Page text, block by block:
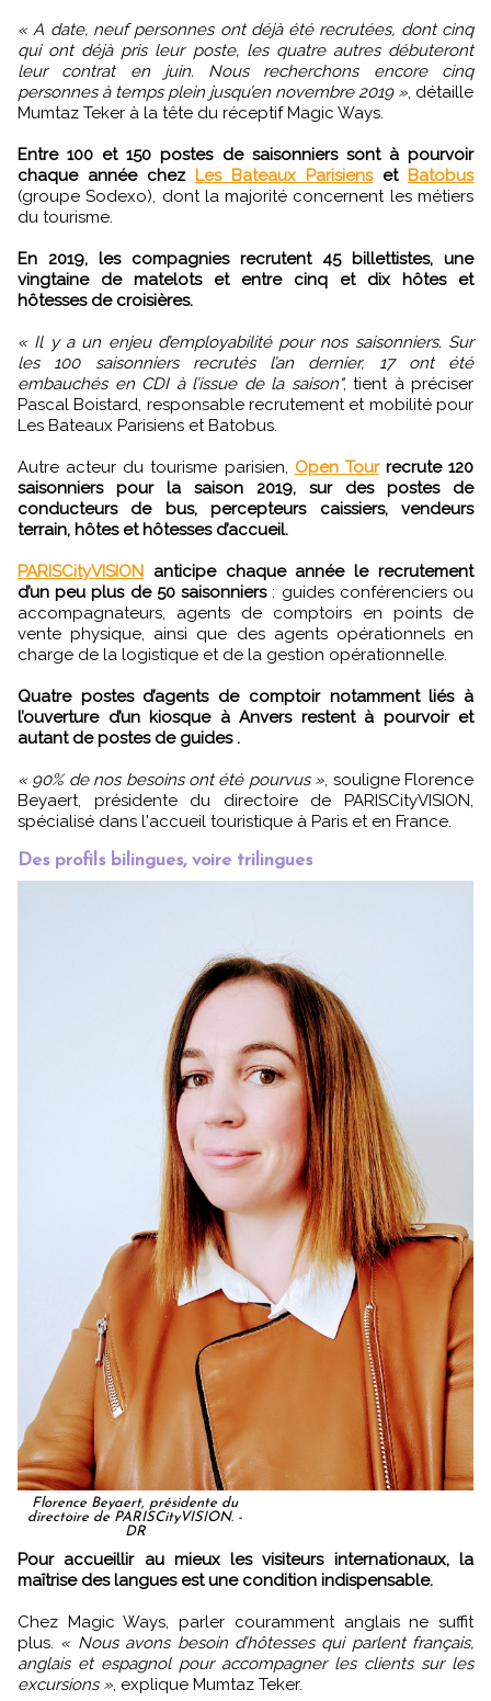
« A date, neuf personnes ont déjà été recrutées, dont cinq
qui ont déjà pris leur poste, les quatre autres débuteront
leur contrat en juin. Nous recherchons encore cinq
personnes à temps plein jusqu’en novembre 2019 », détaille
Mumtaz Teker à la tête du réceptif Magic Ways.
Entre 100 et 150 postes de saisonniers sont à pourvoir
chaque année chez Les Bateaux Parisiens et Batobus
(groupe Sodexo), dont la majorité concernent les métiers
du tourisme.
En 2019, les compagnies recrutent 45 billettistes, une
vingtaine de matelots et entre cinq et dix hôtes et
hôtesses de croisières.
« Il y a un enjeu d’employabilité pour nos saisonniers. Sur
les 100 saisonniers recrutés l’an dernier, 17 ont été
embauchés en CDI à l’issue de la saison", tient à préciser
Pascal Boistard, responsable recrutement et mobilité pour
Les Bateaux Parisiens et Batobus.
Autre acteur du tourisme parisien, Open Tour recrute 120
saisonniers pour la saison 2019, sur des postes de
conducteurs de bus, percepteurs caissiers, vendeurs
terrain, hôtes et hôtesses d’accueil.
PARISCityVISION anticipe chaque année le recrutement
d’un peu plus de 50 saisonniers: guides conférenciers ou
accompagnateurs, agents de comptoirs en points de
vente physique, ainsi que des agents opérationnels en
charge de la logistique et de la gestion opérationnelle.
Quatre postes d’agents de comptoir notamment liés à
l’ouverture d’un kiosque à Anvers restent à pourvoir et
autant de postes de guides .
« 90% de nos besoins ont été pourvus », souligne Florence
Beyaert, présidente du directoire de PARISCityVISION,
spécialisé dans l'accueil touristique à Paris et en France.
Des profils bilingues, voire trilingues
Florence Beyaert, présidente du
directoire de PARISCityVISION. -
DR
Pour accueillir au mieux les visiteurs internationaux, la
maîtrise des langues est une condition indispensable.
Chez Magic Ways, parler couramment anglais ne suffit
plus. « Nous avons besoin d’hôtesses qui parlent français,
anglais et espagnol pour accompagner les clients sur les
excursions » , explique Mumtaz Teker.